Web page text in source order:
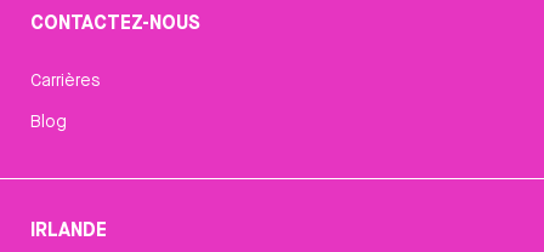
CONTACTEZ-NOUS
Carrières
Blog
IRLANDE